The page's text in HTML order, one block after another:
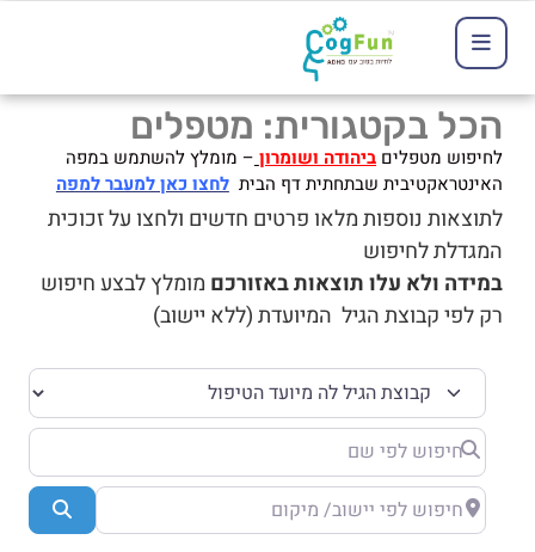
הכל בקטגורית: מטפלים
לחיפוש מטפליםביהודה ושומרון – מומלץ להשתמש במפה
האינטראקטיבית שבתחתית דף הביתלחצו כאן למעבר למפה
לתוצאות נוספות מלאו פרטים חדשים ולחצו על זכוכית
המגדלת לחיפוש
במידה ולא עלו תוצאות באזורכם מומלץ לבצע חיפוש
רק לפי קבוצת הגיל המיועדת (ללא יישוב)
קבוצת הגיל לה מיועד הטיפול
חיפוש לפי שם
חיפוש לפי יישוב/ מיקום